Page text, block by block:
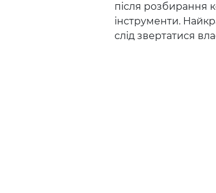
після розбирання
інструменти.
слід звертатися